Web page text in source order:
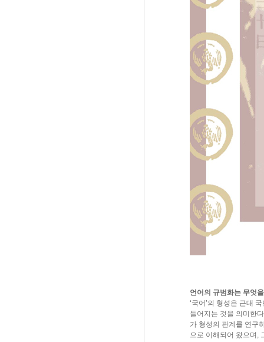
언어의 규범화는 무엇
‘국어’의 형성은 근대
들어지는 것을 의미한
가 형성의 관계를 연구
으로 이해되어 왔으며,